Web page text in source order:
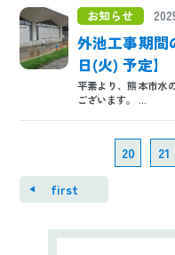
お知らせ
外池工事期間
日(火) 予定】
平素より、熊本市水
ございます。 ...
first
20 21